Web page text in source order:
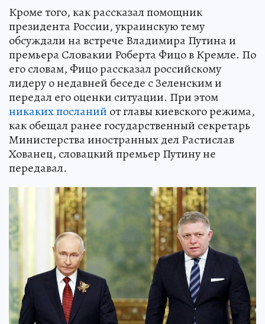
Кроме того, как рассказал помощник
президента России, украинскую тему
обсуждали на встрече Владимира Путина и
премьера Словакии Роберта Фицо в Кремле. По
его словам, Фицо рассказал российскому
лидеру о недавней беседе с Зеленским и
передал его оценки ситуации. При этом
никаких посланий от главы киевского режима,
как обещал ранее государственный секретарь
Министерства иностранных дел Растислав
Хованец, словацкий премьер Путину не
передавал.